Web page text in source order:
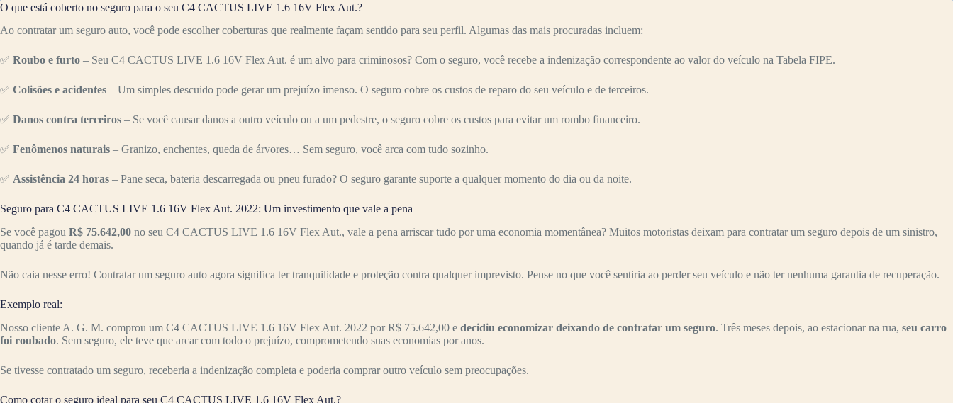
O que está coberto no seguro para o seu C4 CACTUS LIVE 1.6 16V Flex Aut.?
Ao contratar um seguro auto, você pode escolher coberturas que realmente façam sentido para seu perfil. Algumas das mais procuradas incluem:
✅ Roubo e furto – Seu C4 CACTUS LIVE 1.6 16V Flex Aut. é um alvo para criminosos? Com o seguro, você recebe a indenização correspondente ao valor do veículo na Tabela FIPE.
✅ Colisões e acidentes – Um simples descuido pode gerar um prejuízo imenso. O seguro cobre os custos de reparo do seu veículo e de terceiros.
✅ Danos contra terceiros – Se você causar danos a outro veículo ou a um pedestre, o seguro cobre os custos para evitar um rombo financeiro.
✅ Fenômenos naturais – Granizo, enchentes, queda de árvores… Sem seguro, você arca com tudo sozinho.
✅ Assistência 24 horas – Pane seca, bateria descarregada ou pneu furado? O seguro garante suporte a qualquer momento do dia ou da noite.
Seguro para C4 CACTUS LIVE 1.6 16V Flex Aut. 2022: Um investimento que vale a pena
Se você pagou R$ 75.642,00 no seu C4 CACTUS LIVE 1.6 16V Flex Aut., vale a pena arriscar tudo por uma economia momentânea? Muitos motoristas deixam para contratar um seguro depois de um sinistro,
quando já é tarde demais.
Não caia nesse erro! Contratar um seguro auto agora significa ter tranquilidade e proteção contra qualquer imprevisto. Pense no que você sentiria ao perder seu veículo e não ter nenhuma garantia de recuperação.
Exemplo real:
Nosso cliente A. G. M. comprou um C4 CACTUS LIVE 1.6 16V Flex Aut. 2022 por R$ 75.642,00 e decidiu economizar deixando de contratar um seguro. Três meses depois, ao estacionar na rua, seu carro
foi roubado. Sem seguro, ele teve que arcar com todo o prejuízo, comprometendo suas economias por anos.
Se tivesse contratado um seguro, receberia a indenização completa e poderia comprar outro veículo sem preocupações.
Como cotar o seguro ideal para seu C4 CACTUS LIVE 1.6 16V Flex Aut.?